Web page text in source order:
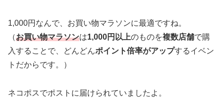
1,000円なんで、お買い物マラソンに最適ですね。
（お買い物マラソンは1,000円以上のものを複数店舗で購
入することで、どんどんポイント倍率がアップするイベン
トだからです。）
ネコポスでポストに届けられていましたよ。